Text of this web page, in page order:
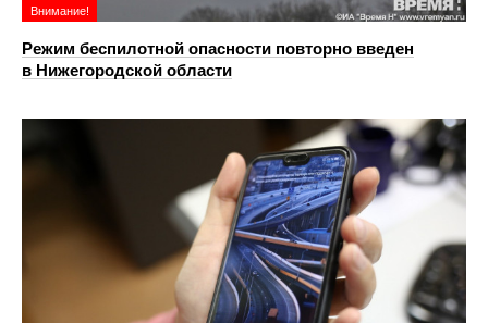
Внимание!
Режим беспилотной опасности повторно введен
в Нижегородской области